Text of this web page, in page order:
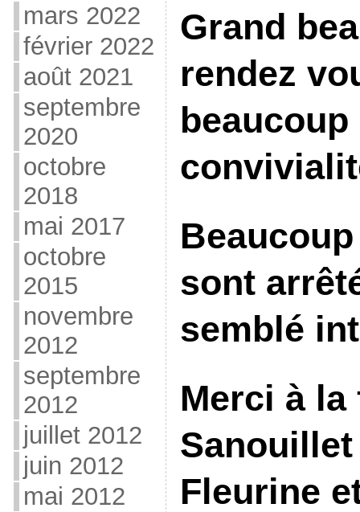
mars 2022
février 2022
août 2021
septembre
2020
octobre
2018
mai 2017
octobre
2015
novembre
2012
septembre
2012
juillet 2012
juin 2012
mai 2012
Grand
rendez
beaucoup
sont
semblé
Merci à
Fleurine